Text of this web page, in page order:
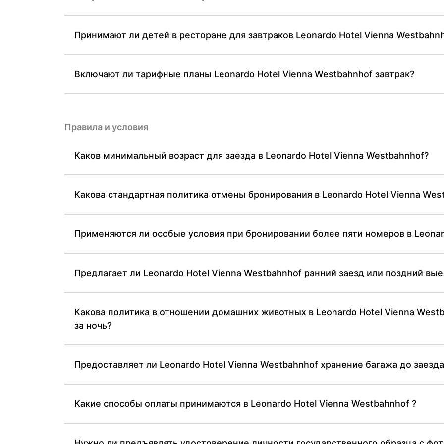
Принимают ли детей в ресторане для завтраков Leonardo Hotel Vienna
Включают ли тарифные планы Leonardo Hotel Vienna Westbahnhof завтрак?
Правила и условия
Каков минимальный возраст для заезда в Leonardo Hotel Vienna Westbahnhof?
Какова стандартная политика отмены бронирования в Leonardo Hotel Vienna
Применяются ли особые условия при бронировании более пяти номеров в
Предлагает ли Leonardo Hotel Vienna Westbahnhof ранний заезд или поздний
Какова политика в отношении домашних животных в Leonardo Hotel Vienna
за ночь?
Предоставляет ли Leonardo Hotel Vienna Westbahnhof хранение багажа до
Какие способы оплаты принимаются в Leonardo Hotel Vienna Westbahnhof ?